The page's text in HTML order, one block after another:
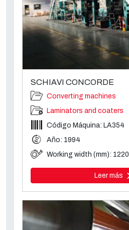
SCHIAVI CONCORDE
Converting machines
Laminators and coaters
Código Máquina: LA354
Año: 1994
Working width (mm): 1220
Leer más